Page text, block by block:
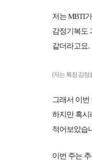
저는 MBTI
감정기복도
같더라고요.
(저는 특정 감정
그래서 이
하지만 혹시
적어보았습
이번 주는